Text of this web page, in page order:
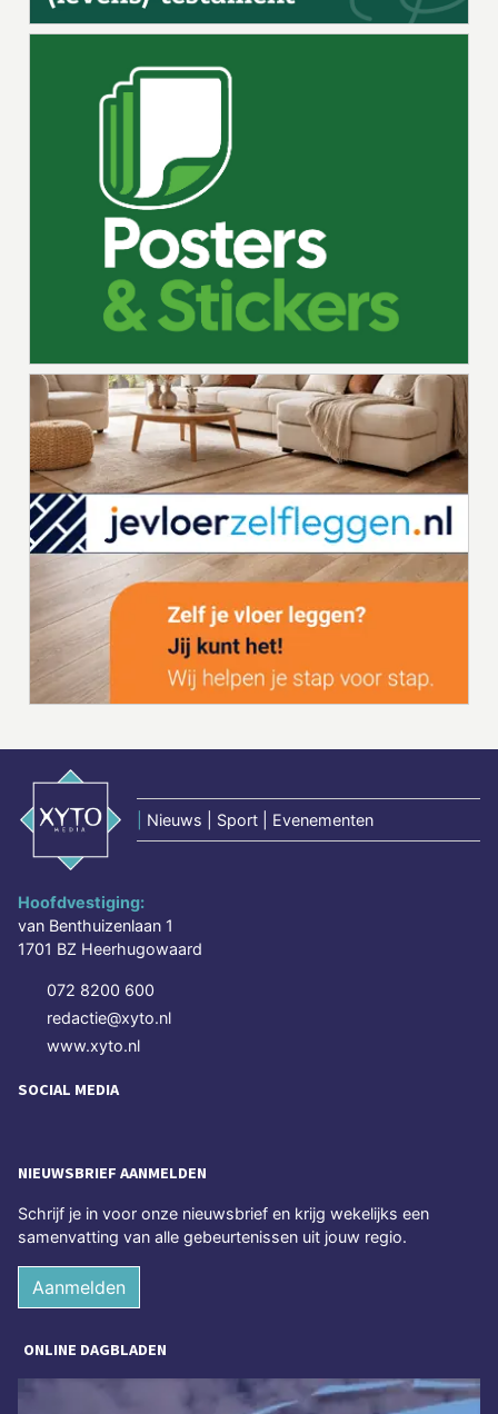
Nieuws | Sport | Evenementen
Hoofdvestiging:
van Benthuizenlaan 1
1701 BZ Heerhugowaard
072 8200 600
redactie@xyto.nl
www.xyto.nl
SOCIAL MEDIA
NIEUWSBRIEF AANMELDEN
Schrijf je in voor onze nieuwsbrief en krijg wekelijks een
samenvatting van alle gebeurtenissen uit jouw regio.
Aanmelden
ONLINE DAGBLADEN